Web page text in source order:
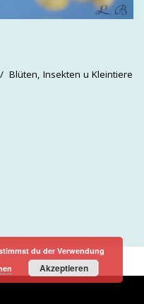
Blüten, Insekten u Kleintiere
du der Verwendung
Akzeptieren